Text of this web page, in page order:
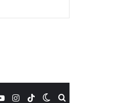
Switch
TikTok
Instagram
YouTube